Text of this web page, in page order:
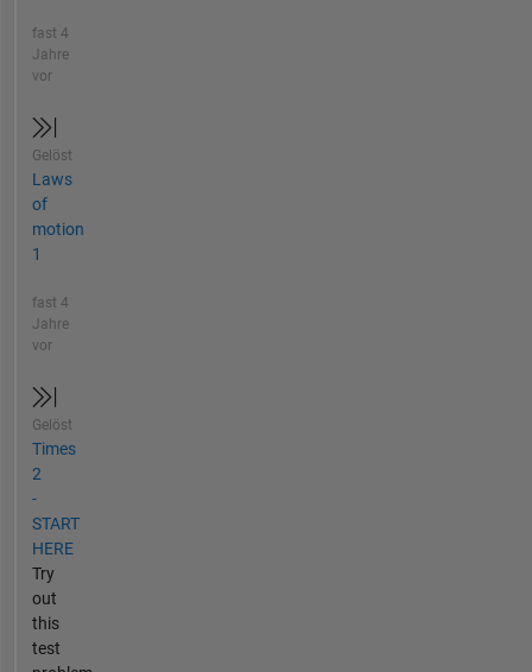
fast 4
Jahre
vor
Gelöst
Laws
of
motion
1
fast 4
Jahre
vor
Gelöst
Times
2
-
START
HERE
Try
out
this
test